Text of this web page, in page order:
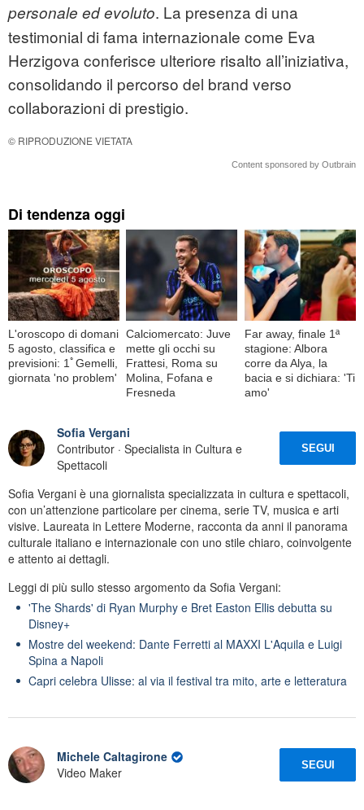
personale ed evoluto. La presenza di una
testimonial di fama internazionale come Eva
Herzigova conferisce ulteriore risalto all’iniziativa,
consolidando il percorso del brand verso
collaborazioni di prestigio.
© RIPRODUZIONE VIETATA
Content sponsored by Outbrain
Di tendenza oggi
L'oroscopo di domani
5 agosto, classifica e
previsioni: 1ﾟGemelli,
giornata 'no problem'
Calciomercato: Juve
mette gli occhi su
Frattesi, Roma su
Molina, Fofana e
Fresneda
Far away, finale 1ª
stagione: Albora
corre da Alya, la
bacia e si dichiara: 'Ti
amo'
Sofia Vergani
Contributor · Specialista in Cultura e
Spettacoli
SEGUI
Sofia Vergani è una giornalista specializzata in cultura e spettacoli,
con un’attenzione particolare per cinema, serie TV, musica e arti
visive. Laureata in Lettere Moderne, racconta da anni il panorama
culturale italiano e internazionale con uno stile chiaro, coinvolgente
e attento ai dettagli.
Leggi di più sullo stesso argomento da Sofia Vergani:
'The Shards' di Ryan Murphy e Bret Easton Ellis debutta su
Disney+
Mostre del weekend: Dante Ferretti al MAXXI L'Aquila e Luigi
Spina a Napoli
Capri celebra Ulisse: al via il festival tra mito, arte e letteratura
Michele Caltagirone
Video Maker
SEGUI